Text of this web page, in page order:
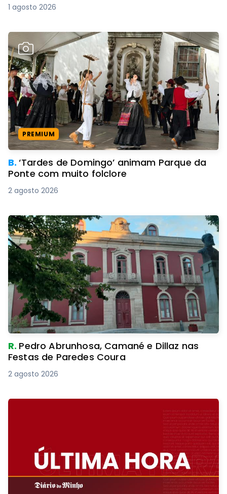
1 agosto 2026
PREMIUM
B.‘Tardes de Domingo’ animam Parque da
Ponte com muito folclore
2 agosto 2026
R. Pedro Abrunhosa, Camané e Dillaz nas
Festas de Paredes Coura
2 agosto 2026